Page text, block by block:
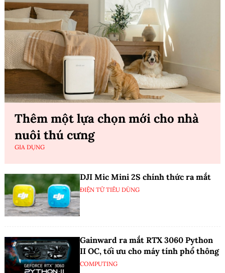
Thêm một lựa chọn mới cho nhà
nuôi thú cưng
GIA DỤNG
DJI Mic Mini 2S chính thức ra mắt
ĐIỆN TỬ TIÊU DÙNG
Gainward ra mắt RTX 3060 Python
II OC, tối ưu cho máy tính phổ thông
COMPUTING